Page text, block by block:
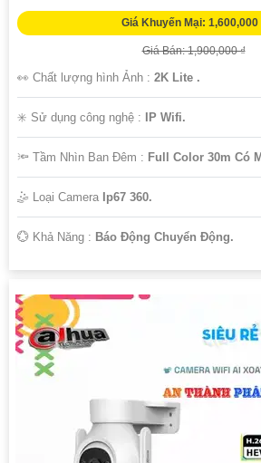
Giá Khuyến Mại: 1,600,000
Giá Bán: 1,900,000 ₫
👀 Chất lượng hình Ảnh : 2K Lite .
✳️ Sử dụng công nghệ : IP Wifi.
🔦 Tầm Nhìn Ban Đêm : Full Color 30m Có
🤹 Loại Camera Ip67 360.
️💮 Khả Năng : Báo Động Chuyển Động.